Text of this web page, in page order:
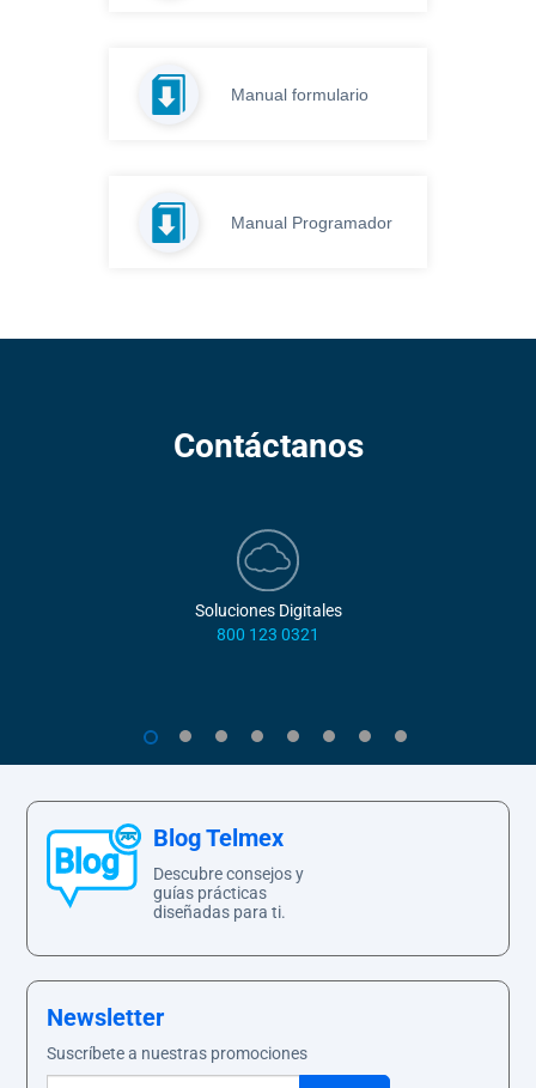
Manual formulario
Manual Programador
Contáctanos
Soluciones Digitales
800 123 0321
1
Blog Telmex
Descubre consejos y
guías prácticas
diseñadas para ti.
Newsletter
Suscríbete a nuestras promociones